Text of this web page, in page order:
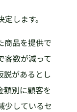
します。
商品を提供で
客数が減って
説があるとし
額別に顧客を
少しているセ